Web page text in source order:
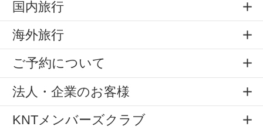
国内旅行
海外旅行
ご予約について
法人・企業のお客様
KNTメンバーズクラブ